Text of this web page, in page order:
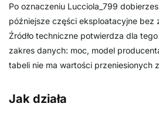
Po oznaczeniu Lucciola_799
późniejsze części eksploatacyjne bez
Źródło techniczne potwierdza dla
zakres danych: moc, model
tabeli nie ma wartości przeniesionych
Jak działa